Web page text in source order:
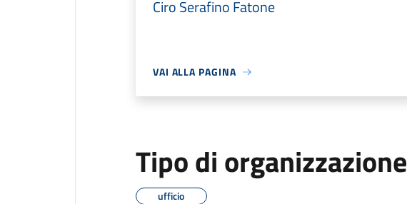
Ciro Serafino Fatone
VAI ALLA PAGINA
Tipo di organizzazione
ufficio